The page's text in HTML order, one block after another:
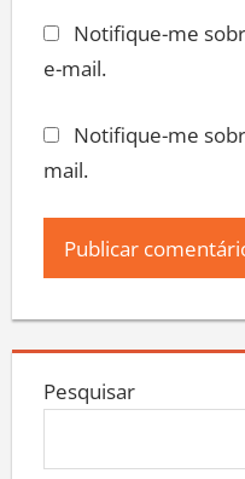
Notifique-me
e-mail.
Notifique-me
mail.
Pesquisar